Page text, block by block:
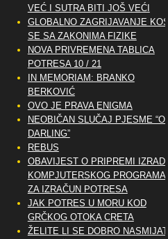
VEĆ I SUTRA BITI JOŠ VEĆI
GLOBALNO ZAGRIJAVANJE KOSI
SE SA ZAKONIMA FIZIKE
NOVA PRIVREMENA TABLICA
POTRESA 10 / 21
IN MEMORIAM: BRANKO
BERKOVIĆ
OVO JE PRAVA ENIGMA
NEOBIČAN SLUČAJ PJESME “OH
DARLING”
REBUS
OBAVIJEST O PRIPREMI IZRADE
KOMPJUTERSKOG PROGRAMA
ZA IZRAČUN POTRESA
JAK POTRES U MORU KOD
GRČKOG OTOKA CRETA
ŽELITE LI SE DOBRO NASMIJATI